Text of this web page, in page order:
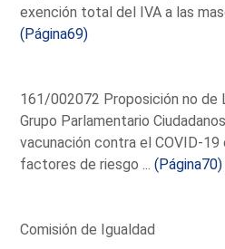
exención total del IVA a las
(Página69)
161/002072 Proposición no de
Grupo Parlamentario
vacunación contra el COVID-19
factores de riesgo ...(Página70)
Comisión de Igualdad